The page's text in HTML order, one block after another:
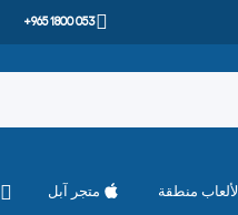
+965 1800 053
الألعاب منطقة متجر آبل